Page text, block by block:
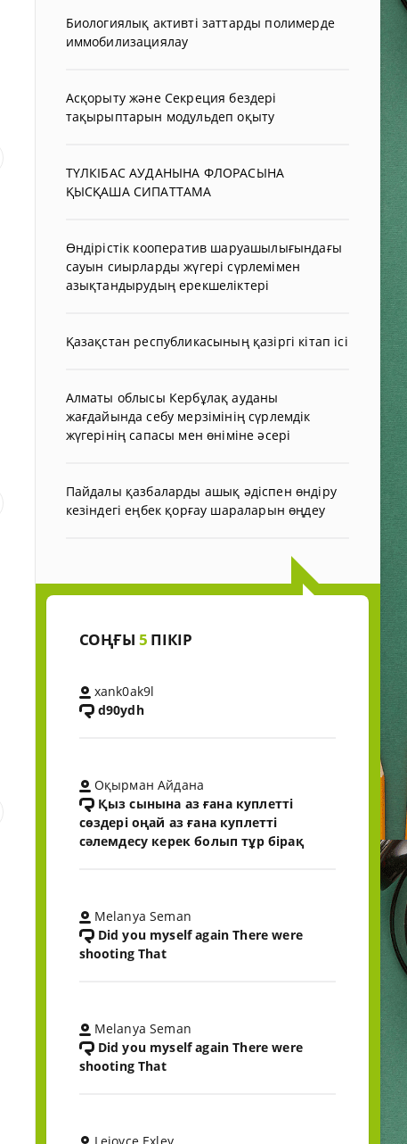
Биологиялық активті заттарды полимерде
иммобилизациялау
Асқорыту және Секреция бездері
тақырыптарын модульдеп оқыту
ТҮЛКІБАС АУДАНЫНА ФЛОРАСЫНА
ҚЫСҚАША СИПАТТАМА
Өндірістік кооператив шаруашылығындағы
сауын сиырларды жүгері сүрлемімен
азықтандырудың ерекшеліктері
Қазақстан республикасының қазіргі кітап ісі
Алматы облысы Кербұлақ ауданы
жағдайында себу мерзімінің сүрлемдік
жүгерінің сапасы мен өніміне әсері
Пайдалы қазбаларды ашық әдіспен өндіру
кезіндегі еңбек қорғау шараларын өңдеу
СОҢҒЫ 5 ПІКІР
xank0ak9l
d90ydh
Оқырман Айдана
Қыз сынына аз ғана куплетті
сөздері оңай аз ғана куплетті
сәлемдесу керек болып тұр бірақ
Melanya Seman
Did you myself again There were
shooting That
Melanya Seman
Did you myself again There were
shooting That